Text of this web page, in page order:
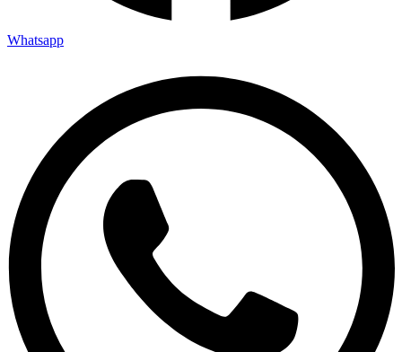
Whatsapp